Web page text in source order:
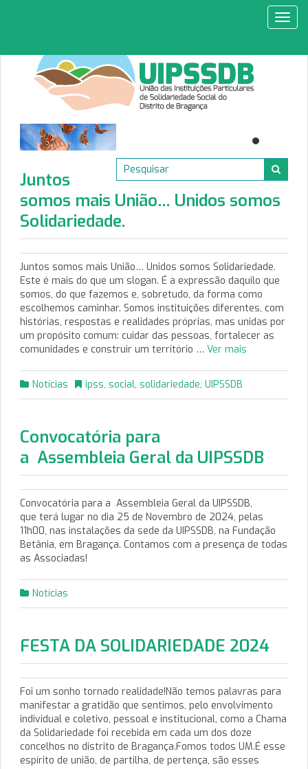
Juntos
somos mais União… Unidos somos
Solidariedade.
Juntos somos mais União… Unidos somos Solidariedade.
Este é mais do que um slogan. É a expressão daquilo que
somos, do que fazemos e, sobretudo, da forma como
escolhemos caminhar. Somos instituições diferentes, com
histórias, respostas e realidades próprias, mas unidas por
um propósito comum: cuidar das pessoas, fortalecer as
comunidades e construir um território … Ver mais
Notícias ipss, social, solidariedade, UIPSSDB
Convocatória para
a Assembleia Geral da UIPSSDB
Convocatória para a Assembleia Geral da UIPSSDB,
que terá lugar no dia 25 de Novembro de 2024, pelas
11h00, nas instalações da sede da UIPSSDB, na Fundação
Betânia, em Bragança. Contamos com a presença de todas
as Associadas!
Notícias
FESTA DA SOLIDARIEDADE 2024
Foi um sonho tornado realidade!Não temos palavras para
manifestar a gratidão que sentimos, pelo envolvimento
individual e coletivo, pessoal e institucional, como a Chama
da Solidariedade foi recebida em cada um dos doze
concelhos no distrito de Bragança.Fomos todos UM.É esse
espírito de união, de partilha, de pertença, são esses